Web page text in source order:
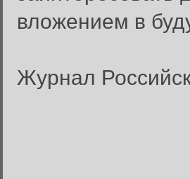
вложением в
Журнал